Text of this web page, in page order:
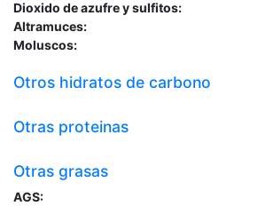
Dioxido de azufre y sulfitos:
Altramuces:
Moluscos:
Otros hidratos de carbono
Otras proteinas
Otras grasas
AGS: